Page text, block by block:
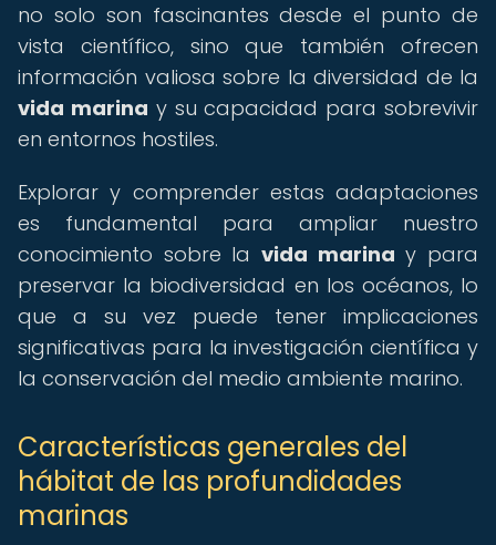
no solo son fascinantes desde el punto de
vista científico, sino que también ofrecen
información valiosa sobre la diversidad de la
vida marina y su capacidad para sobrevivir
en entornos hostiles.
Explorar y comprender estas adaptaciones
es fundamental para ampliar nuestro
conocimiento sobre la vida marina y para
preservar la biodiversidad en los océanos, lo
que a su vez puede tener implicaciones
significativas para la investigación científica y
la conservación del medio ambiente marino.
Características generales del
hábitat de las profundidades
marinas